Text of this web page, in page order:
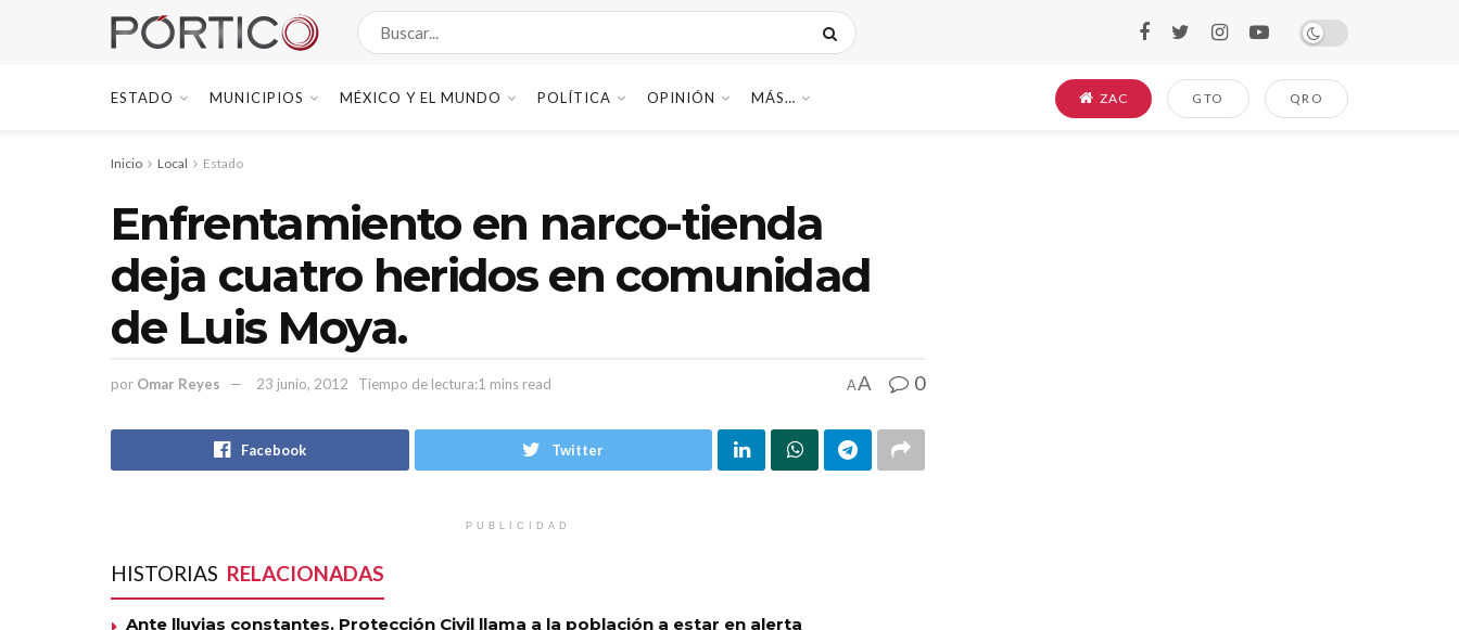
ESTADO MUNICIPIOS MÉXICO Y EL MUNDO POLÍTICA OPINIÓN MÁS… ZAC GTO QRO
Inicio Local Estado
Enfrentamiento en narco-tienda
deja cuatro heridos en comunidad
de Luis Moya.
por Omar Reyes 23 junio, 2012 Tiempo de lectura:1 mins read AA 0
Facebook Twitter
PUBLICIDAD
HISTORIAS RELACIONADAS
Ante lluvias constantes, Protección Civil llama a la población a estar en alerta